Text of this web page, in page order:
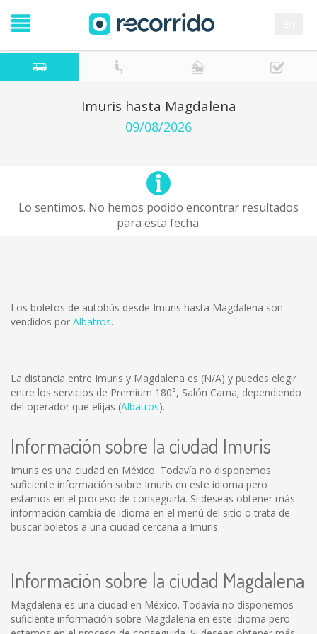
Imuris hasta Magdalena
09/08/2026
Lo sentimos. No hemos podido encontrar resultados
para esta fecha.
Los boletos de autobús desde Imuris hasta Magdalena son
vendidos por Albatros.
La distancia entre Imuris y Magdalena es (N/A) y puedes elegir
entre los servicios de Premium 180°, Salón Cama; dependiendo
del operador que elijas (Albatros).
Información sobre la ciudad Imuris
Imuris es una ciudad en México. Todavía no disponemos
suficiente información sobre Imuris en este idioma pero
estamos en el proceso de conseguirla. Si deseas obtener más
información cambia de idioma en el menú del sitio o trata de
buscar boletos a una ciudad cercana a Imuris.
Información sobre la ciudad Magdalena
Magdalena es una ciudad en México. Todavía no disponemos
suficiente información sobre Magdalena en este idioma pero